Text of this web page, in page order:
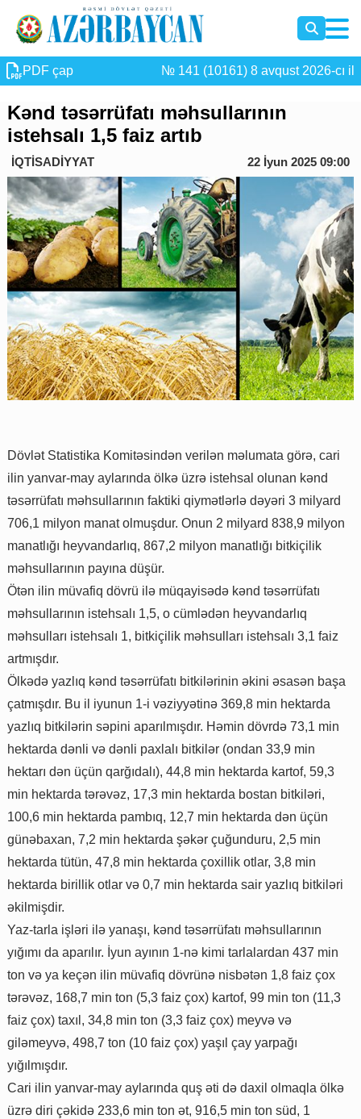
PDF çap № 141 (10161) 8 avqust 2026-cı il
Kənd təsərrüfatı məhsullarının
istehsalı 1,5 faiz artıb
İQTİSADİYYAT 22 İyun 2025 09:00
Dövlət Statistika Komitəsindən verilən məlumata görə, cari
ilin yanvar-may aylarında ölkə üzrə istehsal olunan kənd
təsərrüfatı məhsullarının faktiki qiymətlərlə dəyəri 3 milyard
706,1 milyon manat olmuşdur. Onun 2 milyard 838,9 milyon
manatlığı heyvandarlıq, 867,2 milyon manatlığı bitkiçilik
məhsullarının payına düşür.
Ötən ilin müvafiq dövrü ilə müqayisədə kənd təsərrüfatı
məhsullarının istehsalı 1,5, o cümlədən heyvandarlıq
məhsulları istehsalı 1, bitkiçilik məhsulları istehsalı 3,1 faiz
artmışdır.
Ölkədə yazlıq kənd təsərrüfatı bitkilərinin əkini əsasən başa
çatmışdır. Bu il iyunun 1-i vəziyyətinə 369,8 min hektarda
yazlıq bitkilərin səpini aparılmışdır. Həmin dövrdə 73,1 min
hektarda dənli və dənli paxlalı bitkilər (ondan 33,9 min
hektarı dən üçün qarğıdalı), 44,8 min hektarda kartof, 59,3
min hektarda tərəvəz, 17,3 min hektarda bostan bitkiləri,
100,6 min hektarda pambıq, 12,7 min hektarda dən üçün
günəbaxan, 7,2 min hektarda şəkər çuğunduru, 2,5 min
hektarda tütün, 47,8 min hektarda çoxillik otlar, 3,8 min
hektarda birillik otlar və 0,7 min hektarda sair yazlıq bitkiləri
əkilmişdir.
Yaz-tarla işləri ilə yanaşı, kənd təsərrüfatı məhsullarının
yığımı da aparılır. İyun ayının 1-nə kimi tarlalardan 437 min
ton və ya keçən ilin müvafiq dövrünə nisbətən 1,8 faiz çox
tərəvəz, 168,7 min ton (5,3 faiz çox) kartof, 99 min ton (11,3
faiz çox) taxıl, 34,8 min ton (3,3 faiz çox) meyvə və
giləmeyvə, 498,7 ton (10 faiz çox) yaşıl çay yarpağı
yığılmışdır.
Cari ilin yanvar-may aylarında quş əti də daxil olmaqla ölkə
üzrə diri çəkidə 233,6 min ton ət, 916,5 min ton süd, 1